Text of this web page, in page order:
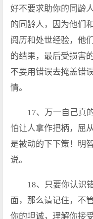
好不要求助你的同龄
的同龄人，因为他们
阅历和处世经验，他
的结果，最后受损害
不要用错误去掩盖错
情。
17、万一自己真
怕让人拿作把柄，屈
是被动的下下策！明
说。
18、只要你认识
面，那么请记住，不
你的坦诚，理解你接